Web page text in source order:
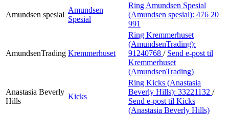
Amundsen spesial
Amundsen
Spesial
Ring Amundsen Spesial
(Amundsen spesial): 476 20
991
AmundsenTrading Kremmerhuset
Ring Kremmerhuset
(AmundsenTrading):
91240768 / Send e-post til
Kremmerhuset
(AmundsenTrading)
Anastasia Beverly
Hills
Kicks
Ring Kicks (Anastasia
Beverly Hills): 33221132 /
Send e-post til Kicks
(Anastasia Beverly Hills)